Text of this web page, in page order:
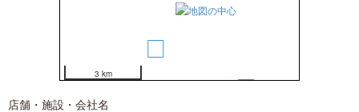
5
3 km
店舗・施設・会社名